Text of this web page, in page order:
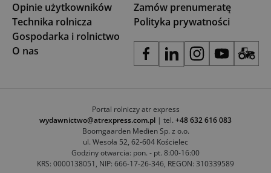
Opinie użytkowników
Technika rolnicza
Gospodarka i rolnictwo
O nas
Zamów prenumeratę
Polityka prywatności
Portal rolniczy atr express
wydawnictwo@atrexpress.com.pl | tel. +48 632 616 083
Boomgaarden Medien Sp. z o.o.
ul. Wesoła 52, 62-604 Kościelec
Godziny otwarcia: pon. - pt. 8:00-16:00
KRS: 0000138051, NIP: 666-17-26-346, REGON: 310339589